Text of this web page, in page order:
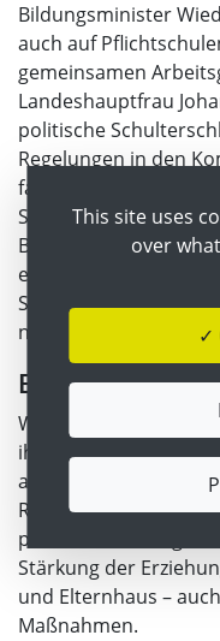
Bildungsminister
auch auf
gemeinsamen
Landeshauptfrau
politische
Regelungen in den
fallen, wäre eine
Bildungsministerium
entsprechenden
Wiederkehr betont:
ihre Kinder. Ich
auch beteiligen.“ Der
pinken
Stärkung der
und Elternhaus –
Maßnahmen.
This site uses
over
✓